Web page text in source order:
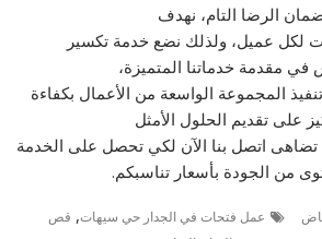
ضمان الرضا التام، نهدف
لكل عميل، ولذلك نضع خدمة تكسير
مقدمة خدماتنا المتميزة،
المجموعة الواسعة من الأعمال بكفاءة
على تقديم الحلول الأمثل
تضاهى اتصل بنا الآن لكي تحصل على الخدمة
من الجودة بأسعار تناسبكم.
عمل فتحات في الجدار حي سيهات, قص